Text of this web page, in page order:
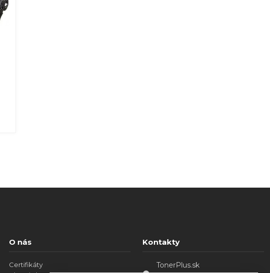
O nás
Certifikáty
Kontakty
TonerPlus.sk